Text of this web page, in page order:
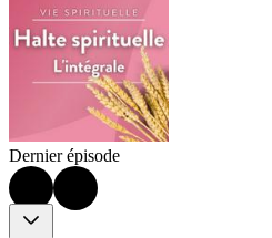
Dernier épisode